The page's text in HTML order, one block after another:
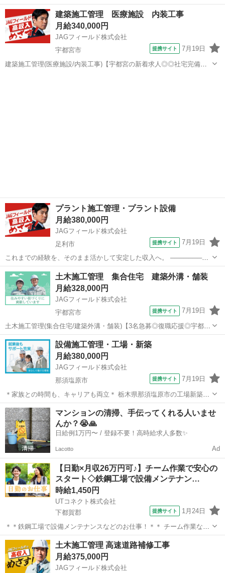
で達成感を感じられるお仕事です♪ サポートを受けながら安心して働
けます！ ＜具体的には…＞ ◆設備メンテナンス ◆パーツ交換 ◆部品
の運搬 ※リーダーの指示...
栃木 下野市 その他
建築施工管理 医療施設 内装工事
月給340,000円
JAGフィールド株式会社
宇都宮市
提携サイト 7月19日
建築施工管理(医療施設/内装工事)【宇都宮の新着求人◎◎社宅完備】
プラント施工管理・プラント設備
月給380,000円
JAGフィールド株式会社
足利市
提携サイト 7月19日
これまでの経験を、そのまま活かして安定した収入へ。 ─────────
■職種 プラント施工管理 足利市を中心としたプラント工場内でのプラ
ント施工管理業務をお任せします。 ■仕事内容 ・工程管理(段取り調
整、進捗確認) ・...
栃木 足利市 その他
土木施工管理 集合住宅 建築外溝・舗装
月給328,000円
JAGフィールド株式会社
宇都宮市
提携サイト 7月19日
土木施工管理(集合住宅/建築外溝・舗装)【3名急募◎復職応援◎宇都宮
で働く】 ～～転職タイミング相談OK～～マンション改修工事に伴な
う土木施工管理です。建築外構および舗装工事を担当頂きます。所長
と協力して宇都宮市内の複数...
栃木 宇都宮市 その他
設備施工管理・工場・新築
月給380,000円
JAGフィールド株式会社
那須塩原市
提携サイト 7月19日
＊家族との時間も、キャリアも両立＊ 栃木県那須塩原市の工場新築工
事にて、機械設備施工管理をお任せします。 管理業務に集中しやす
く、これまでの経験を活かしながら、メリハリのある働き方を目指せ
ます。 ━━━━━━━━ ◎機械...
栃木 那須塩原市
マンションの清掃、手伝ってくれる人いませ
んか？😭🙏
日給例1万円〜 / 登録不要！高時給求人多数✨
Lacotto Ad
【日勤×月収26万円可♪】チーム作業で安心の
スタート◇鉄鋼工場で設備メンテナン…
時給1,450円
UTコネクト株式会社
下都賀郡
提携サイト 1月24日
＊＊鉄鋼工場で設備メンテナンスなどのお仕事！＊＊ チーム作業なの
で達成感を感じられるお仕事です♪ サポートを受けながら安心して働
けます！ ＜具体的には…＞ ◆設備メンテナンス ◆パーツ交換 ◆部品
の運搬 ※リーダーの指示...
栃木 下都賀郡 その他
土木施工管理 高速道路補修工事
月給375,000円
JAGフィールド株式会社